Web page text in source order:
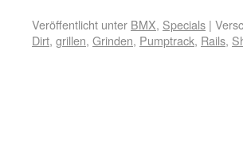
Veröffentlicht unter BMX, Specials |
Dirt, grillen, Grinden, Pumptrack, Rails,